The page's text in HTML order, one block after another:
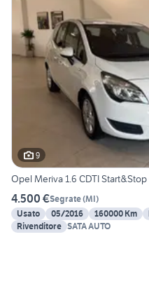
9
Opel Meriva 1.6 CDTI
4.500 €Segrate(MI)
Usato
05/2016 160000 Km
Rivenditore SATA AUTO